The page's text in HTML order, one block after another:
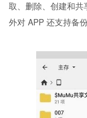
取、删除、创建和
外对 APP 还支持备份